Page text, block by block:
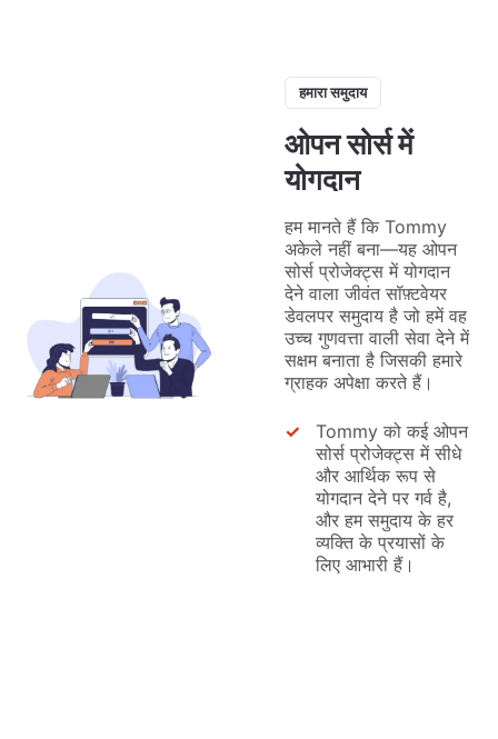
हमारा समुदाय
ओपन सोर्स में
योगदान
हम मानते हैं कि Tommy
अकेले नहीं बना—यह ओपन
सोर्स प्रोजेक्ट्स में योगदान
देने वाला जीवंत सॉफ़्टवेयर
डेवलपर समुदाय है जो हमें वह
उच्च गुणवत्ता वाली सेवा देने में
सक्षम बनाता है जिसकी हमारे
ग्राहक अपेक्षा करते हैं।
Tommy को कई ओपन
सोर्स प्रोजेक्ट्स में सीधे
और आर्थिक रूप से
योगदान देने पर गर्व है,
और हम समुदाय के हर
व्यक्ति के प्रयासों के
लिए आभारी हैं।